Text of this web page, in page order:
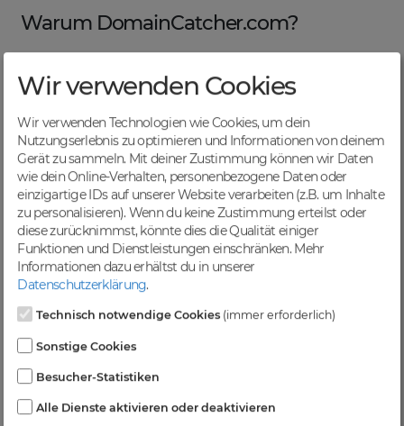
Warum DomainCatcher.com?
Von Domainern für Domainer entwickelt, mit
übersichtlichen Listen für effizientes Management
Günstige Preise
Backorders bereits ab € 4,99. Je nach deinem Tier-
Level und zzgl. MwSt falls anwendbar
Kein Gebotsverfahren
First-Come-First-Serve-Prinzip abgewickelt.
Wir verwenden Cookies
Wir verwenden Technologien wie Cookies, um dein
Nutzungserlebnis zu optimieren und Informationen von deinem
Gerät zu sammeln. Mit deiner Zustimmung können wir Daten
wie dein Online-Verhalten, personenbezogene Daten oder
einzigartige IDs auf unserer Website verarbeiten (z.B. um Inhalte
zu personalisieren). Wenn du keine Zustimmung erteilst oder
diese zurücknimmst, könnte dies die Qualität einiger
Funktionen und Dienstleistungen einschränken. Mehr
Informationen dazu erhältst du in unserer
Datenschutzerklärung.
Technisch notwendige Cookies (immer erforderlich)
Sonstige Cookies
Besucher-Statistiken
Alle Dienste aktivieren oder deaktivieren